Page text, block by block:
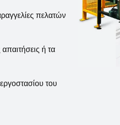
πελατών
ή τα
του